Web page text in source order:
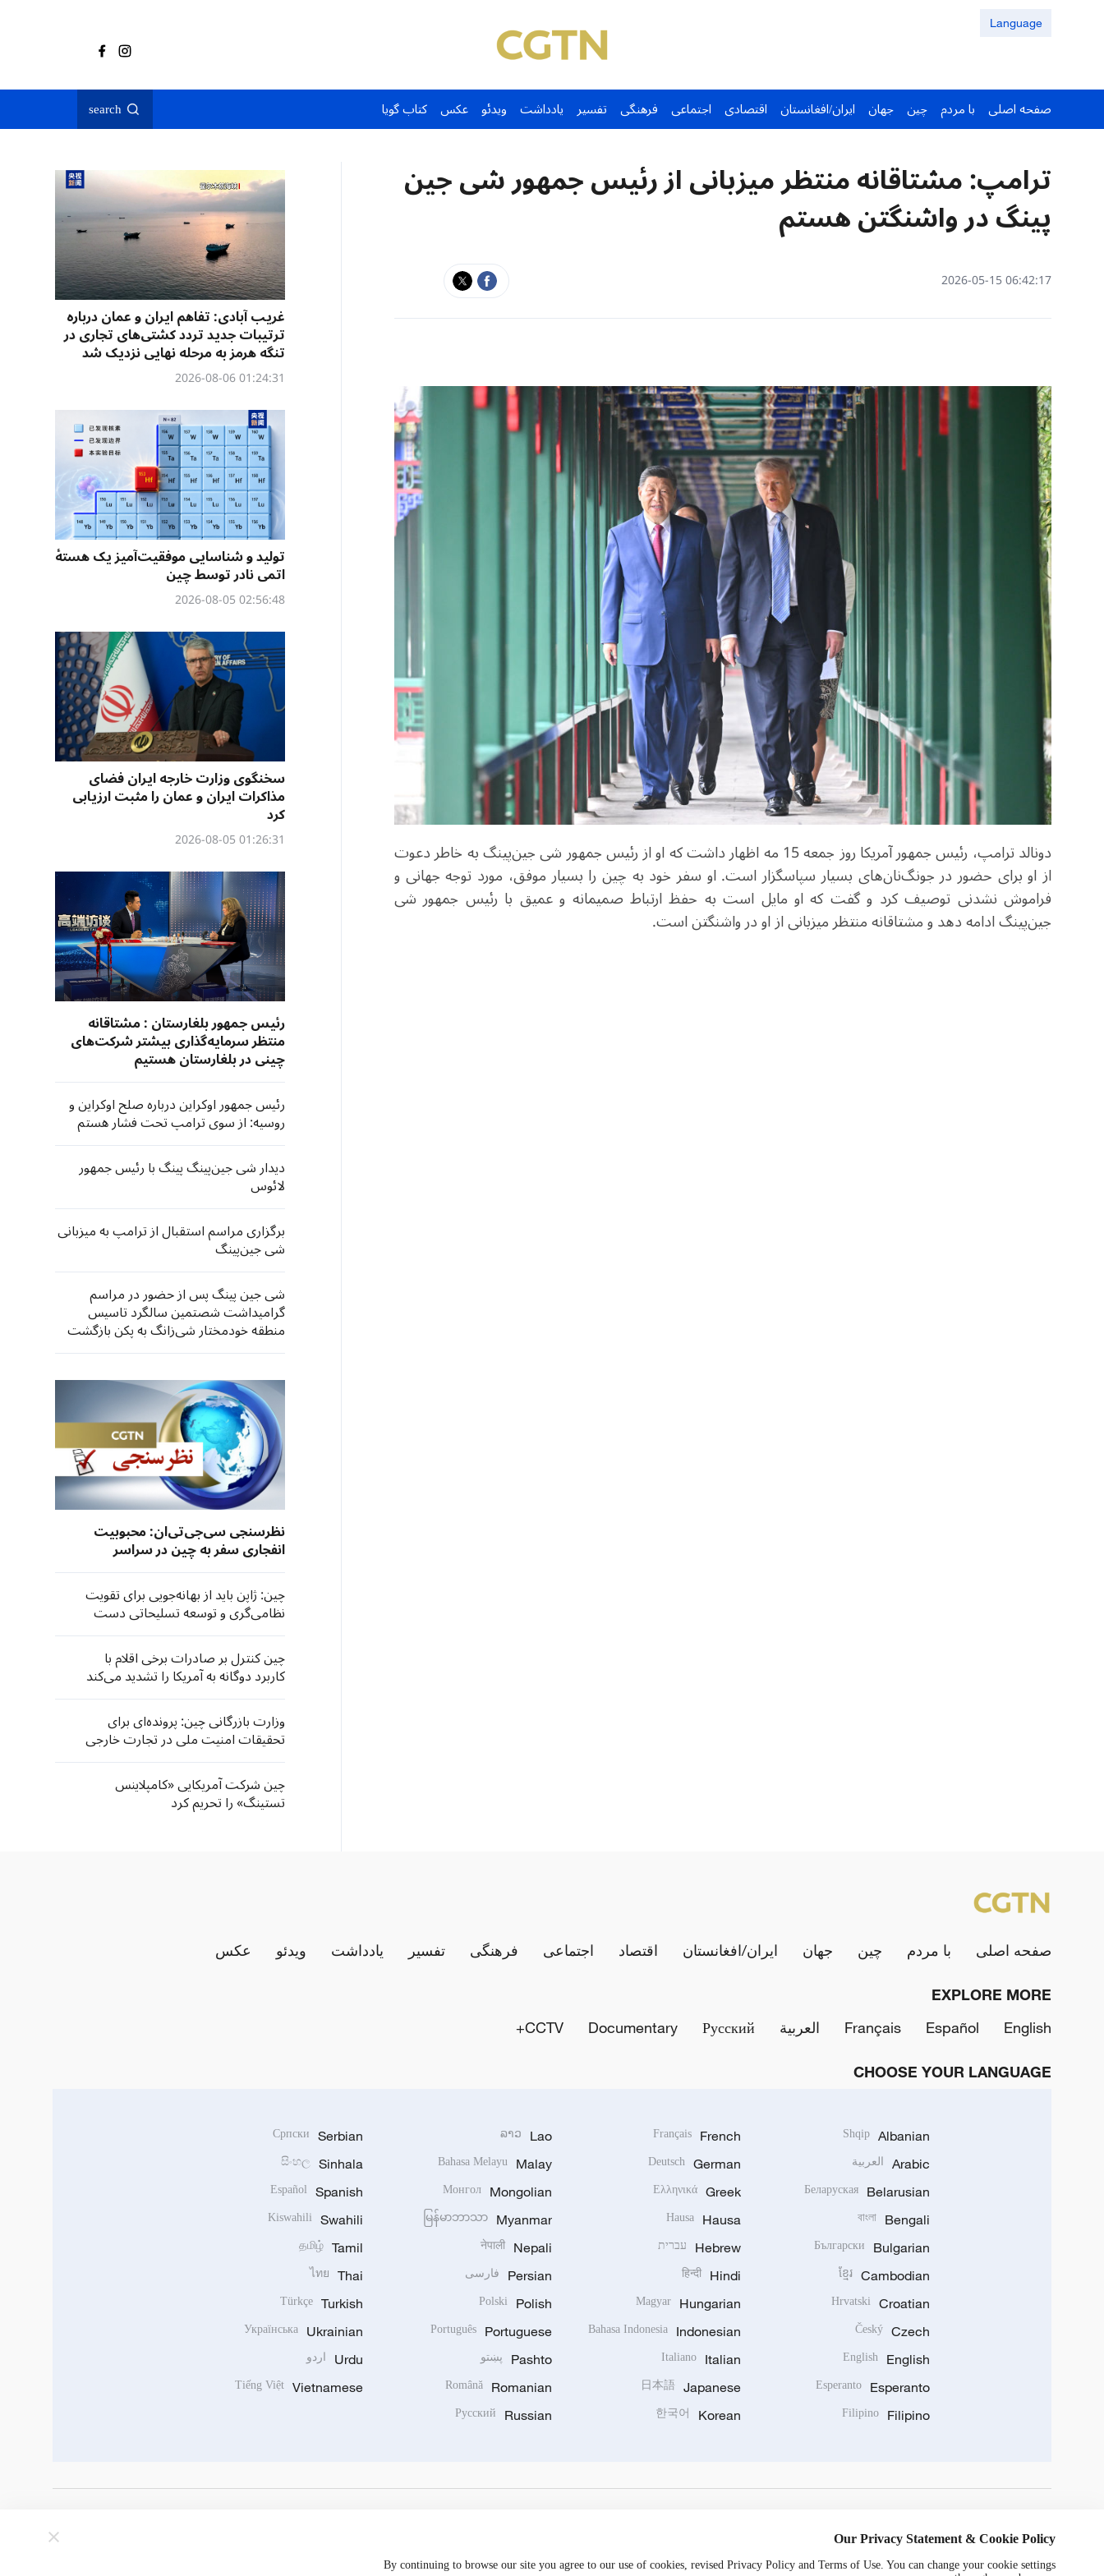
Language
صفحه اصلی با مردم چین جهان ایران/افغانستان اقتصادی اجتماعی فرهنگی تفسیر یادداشت ویدئو عکس کتاب گویا search
ترامپ: مشتاقانه منتظر میزبانی از رئیس جمهور شی جین
پینگ در واشنگتن هستم
06:42:17 2026-05-15
دونالد ترامپ، رئیس جمهور آمریکا روز جمعه 15 مه اظهار داشت که او از رئیس جمهور شی جین‌پینگ به خاطر دعوت
از او برای حضور در جونگ‌نان‌های بسیار سپاسگزار است. او سفر خود به چین را بسیار موفق، مورد توجه جهانی و
فراموش نشدنی توصیف کرد و گفت که او مایل است به حفظ ارتباط صمیمانه و عمیق با رئیس جمهور شی
جین‌پینگ ادامه دهد و مشتاقانه منتظر میزبانی از او در واشنگتن است.
غریب آبادی: تفاهم ایران و عمان درباره
ترتیبات جدید تردد کشتی‌های تجاری در
تنگه هرمز به مرحله نهایی نزدیک شد
01:24:31 2026-08-06
تولید و شناسایی موفقیت‌آمیز یک هستهٔ
اتمی نادر توسط چین
02:56:48 2026-08-05
سخنگوی وزارت خارجه ایران فضای
مذاکرات ایران و عمان را مثبت ارزیابی
کرد
01:26:31 2026-08-05
رئیس جمهور بلغارستان : مشتاقانه
منتظر سرمایه‌گذاری بیشتر شرکت‌های
چینی در بلغارستان هستیم
رئیس جمهور اوکراین درباره صلح اوکراین و
روسیه: از سوی ترامپ تحت فشار هستم
دیدار شی جین‌پینگ پینگ با رئیس جمهور
لائوس
برگزاری مراسم استقبال از ترامپ به میزبانی
شی جین‌پینگ
شی جین پینگ پس از حضور در مراسم
گرامیداشت شصتمین سالگرد تاسیس
منطقه خودمختار شی‌زانگ به پکن بازگشت
نظرسنجی سی‌جی‌تی‌ان: محبوبیت
انفجاری سفر به چین در سراسر
جهان
چین: ژاپن باید از بهانه‌جویی برای تقویت
نظامی‌گری و توسعه تسلیحاتی دست
بردارد
چین کنترل بر صادرات برخی اقلام با
کاربرد دوگانه به آمریکا را تشدید می‌کند
وزارت بازرگانی چین: پرونده‌ای برای
تحقیقات امنیت ملی در تجارت خارجی
در خصوص تجهیزات وارداتی چاپ و
فتوکپی اداری گشوده شده است
چین شرکت آمریکایی «کامپلاینس
تستینگ» را تحریم کرد
صفحه اصلی با مردم چین جهان ایران/افغانستان اقتصاد اجتماعی فرهنگی تفسیر یادداشت ویدئو عکس
EXPLORE MORE
English
Español
Français العربية Русский
Documentary
CCTV+
CHOOSE YOUR LANGUAGE
Albanian
Shqip
Arabic العربية
Belarusian
Беларуская
Bengali
বাংলা
Bulgarian
Български
Cambodian
ខ្មែរ
Croatian
Hrvatski
Czech
Český
English
English
Esperanto
Esperanto
Filipino
Filipino
French
Français
German
Deutsch
Greek
Ελληνικά
Hausa
Hausa
Hebrew עברית
Hindi
हिन्दी
Hungarian
Magyar
Indonesian
Bahasa Indonesia
Italian
Italiano
Japanese
日本語
Korean
한국어
Lao
ລາວ
Malay
Bahasa Melayu
Mongolian
Монгол
Myanmar
မြန်မာဘာသာ
Nepali
नेपाली
Persian فارسی
Polish
Polski
Portuguese
Português
Pashto پښتو
Romanian
Română
Russian
Русский
Serbian
Српски
Sinhala
සිංහල
Spanish
Español
Swahili
Kiswahili
Tamil
தமிழ்
Thai
ไทย
Turkish
Türkçe
Ukrainian
Українська
Urdu اردو
Vietnamese
Tiếng Việt
Our Privacy Statement & Cookie Policy
By continuing to browse our site you agree to our use of cookies, revised Privacy Policy and Terms of Use. You can change your cookie settings